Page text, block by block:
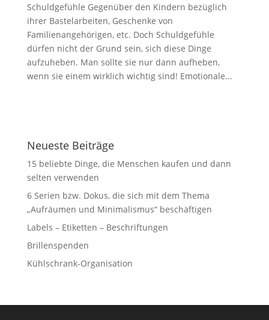
Schuldgefühle Gegenüber den Kindern bezüglich
ihrer Bastelarbeiten, Geschenke von
Familienangehörigen, etc. Doch Schuldgefühle
dürfen nicht der Grund sein, sich diese Dinge
aufzuheben. Man sollte sie nur dann aufheben,
wenn sie einem wirklich wichtig sind! Emotionale...
Neueste Beiträge
15 beliebte Dinge, die Menschen kaufen und dann
selten verwenden
6 Serien bzw. Dokus, die sich mit dem Thema
„Aufräumen und Minimalismus“ beschäftigen
Labels – Etiketten – Beschriftungen
Brillenspenden
Kühlschrank-Organisation